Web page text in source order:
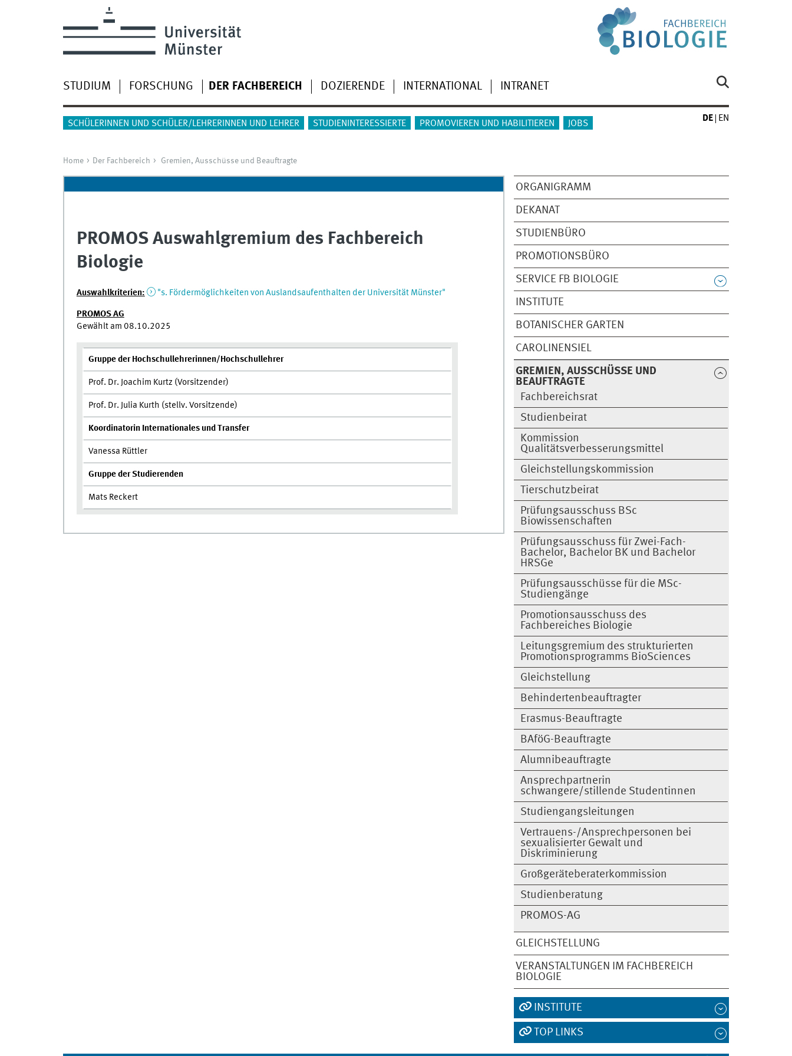
STUDIUM FORSCHUNG DER FACHBEREICH DOZIERENDE INTERNATIONAL INTRANET
SCHÜLERINNEN UND SCHÜLER/LEHRERINNEN UND LEHRER STUDIENINTERESSIERTE PROMOVIEREN UND HABILITIEREN JOBS
DE EN
Home Der Fachbereich Gremien, Ausschüsse und Beauftragte
ORGANIGRAMM
DEKANAT
STUDIENBÜRO
PROMOTIONSBÜRO
SERVICE FB BIOLOGIE
INSTITUTE
BOTANISCHER GARTEN
CAROLINENSIEL
GREMIEN, AUSSCHÜSSE UND
BEAUFTRAGTE
Fachbereichsrat
Studienbeirat
Kommission
Qualitätsverbesserungsmittel
Gleichstellungskommission
Tierschutzbeirat
Prüfungsausschuss BSc
Biowissenschaften
Prüfungsausschuss für Zwei-Fach-
Bachelor, Bachelor BK und Bachelor
HRSGe
Prüfungsausschüsse für die MSc-
Studiengänge
Promotionsausschuss des
Fachbereiches Biologie
Leitungsgremium des strukturierten
Promotionsprogramms BioSciences
Gleichstellung
Behindertenbeauftragter
Erasmus-Beauftragte
BAföG-Beauftragte
Alumnibeauftragte
Ansprechpartnerin
schwangere/stillende Studentinnen
Studiengangsleitungen
Vertrauens-/Ansprechpersonen bei
sexualisierter Gewalt und
Diskriminierung
Großgeräteberaterkommission
Studienberatung
PROMOS-AG
GLEICHSTELLUNG
VERANSTALTUNGEN IM FACHBEREICH
BIOLOGIE
PROMOS Auswahlgremium des Fachbereich
Biologie
Auswahlkriterien: "s. Fördermöglichkeiten von Auslandsaufenthalten der Universität Münster"
PROMOS AG
Gewählt am 08.10.2025
Gruppe der Hochschullehrerinnen/Hochschullehrer
Prof. Dr. Joachim Kurtz (Vorsitzender)
Prof. Dr. Julia Kurth (stellv. Vorsitzende)
Koordinatorin Internationales und Transfer
Vanessa Rüttler
Gruppe der Studierenden
Mats Reckert
INSTITUTE
TOP LINKS